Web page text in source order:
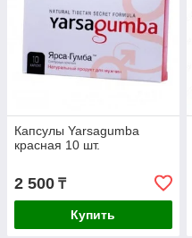
Капсулы Yarsagumba
красная 10 шт.
2 500 ₸
Купить